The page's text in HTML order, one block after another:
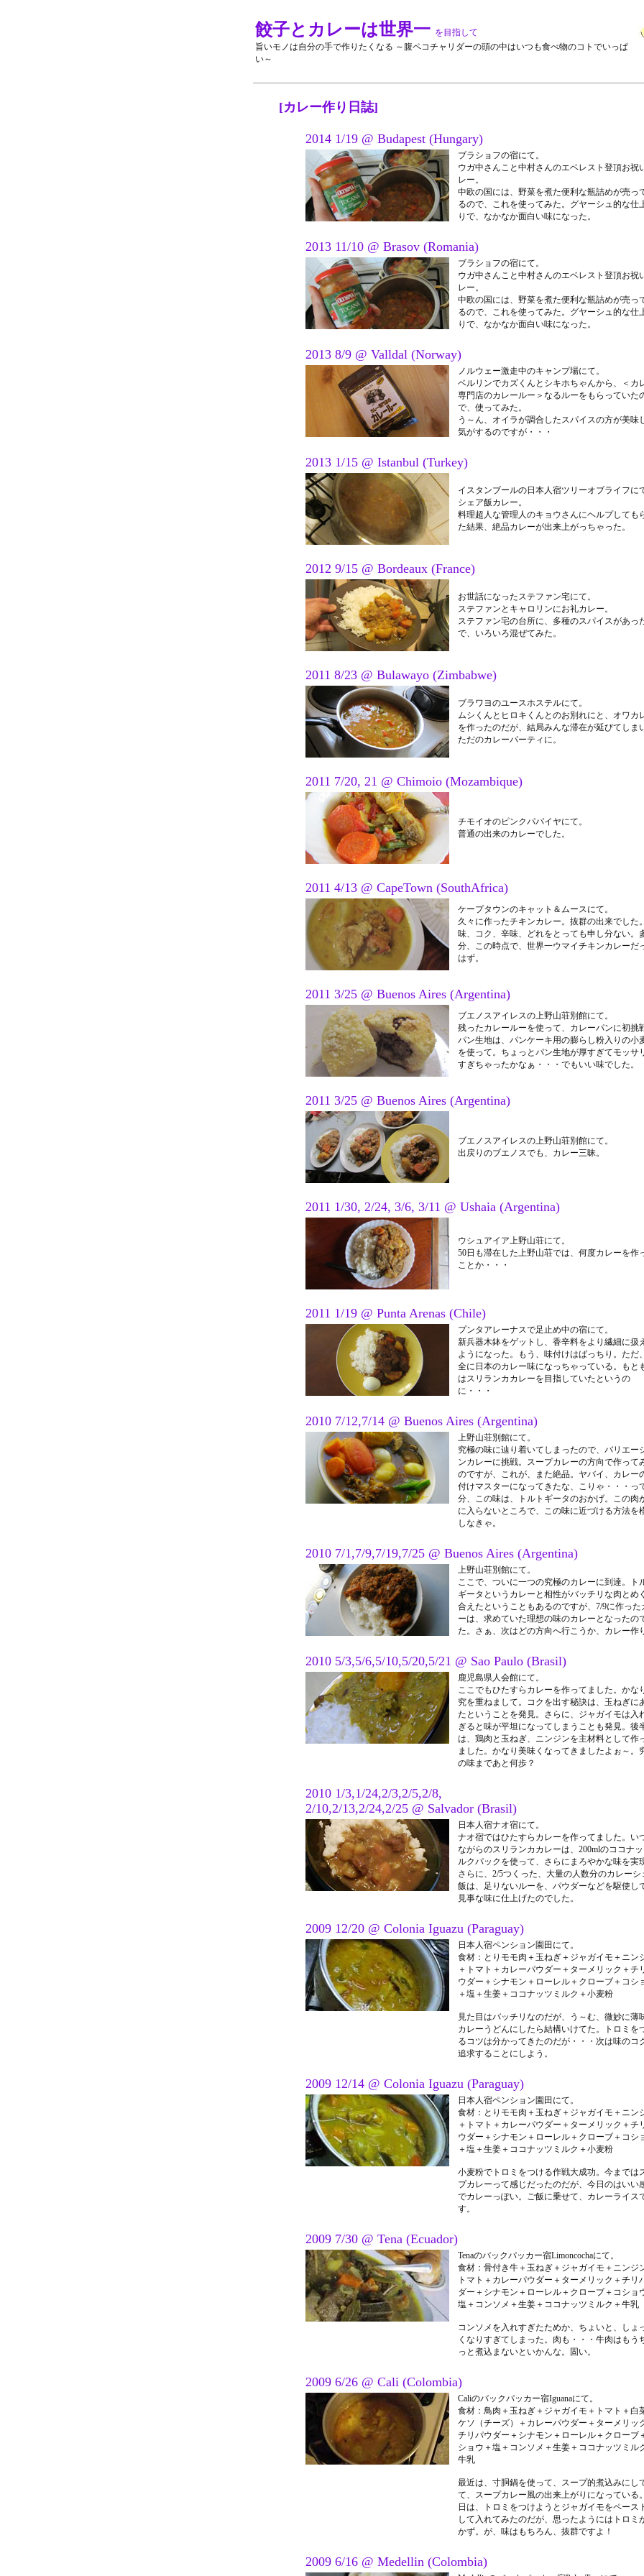
餃子とカレーは世界一 を目指して
旨いモノは自分の手で作りたくなる ～腹ペコチャリダーの頭の中はいつも食べ物のコトでいっぱ
い～
[カレー作り日誌]
2014 1/19 @ Budapest (Hungary)
ブラショフの宿にて。
ウガ中さんこと中村さんのエベレスト登頂お祝
レー。
中欧の国には、野菜を煮た便利な瓶詰めが売っ
るので、これを使ってみた。グヤーシュ的な仕
りで、なかなか面白い味になった。
2013 11/10 @ Brasov (Romania)
ブラショフの宿にて。
ウガ中さんこと中村さんのエベレスト登頂お祝
レー。
中欧の国には、野菜を煮た便利な瓶詰めが売っ
るので、これを使ってみた。グヤーシュ的な仕
りで、なかなか面白い味になった。
2013 8/9 @ Valldal (Norway)
ノルウェー激走中のキャンプ場にて。
ベルリンでカズくんとシキホちゃんから、＜カ
専門店のカレールー＞なるルーをもらっていた
で、使ってみた。
う～ん、オイラが調合したスパイスの方が美味
気がするのですが・・・
2013 1/15 @ Istanbul (Turkey)
イスタンブールの日本人宿ツリーオブライフに
シェア飯カレー。
料理超人な管理人のキョウさんにヘルプしても
た結果、絶品カレーが出来上がっちゃった。
2012 9/15 @ Bordeaux (France)
お世話になったステファン宅にて。
ステファンとキャロリンにお礼カレー。
ステファン宅の台所に、多種のスパイスがあっ
で、いろいろ混ぜてみた。
2011 8/23 @ Bulawayo (Zimbabwe)
ブラワヨのユースホステルにて。
ムシくんとヒロキくんとのお別れにと、オワカ
を作ったのだが、結局みんな滞在が延びてしま
ただのカレーパーティに。
2011 7/20, 21 @ Chimoio (Mozambique)
チモイオのピンクパパイヤにて。
普通の出来のカレーでした。
2011 4/13 @ CapeTown (SouthAfrica)
ケープタウンのキャット＆ムースにて。
久々に作ったチキンカレー。抜群の出来でした
味、コク、辛味、どれをとっても申し分ない。
分、この時点で、世界一ウマイチキンカレーだ
はず。
2011 3/25 @ Buenos Aires (Argentina)
ブエノスアイレスの上野山荘別館にて。
残ったカレールーを使って、カレーパンに初挑
パン生地は、パンケーキ用の膨らし粉入りの小
を使って。ちょっとパン生地が厚すぎてモッサ
すぎちゃったかなぁ・・・でもいい味でした。
2011 3/25 @ Buenos Aires (Argentina)
ブエノスアイレスの上野山荘別館にて。
出戻りのブエノスでも、カレー三昧。
2011 1/30, 2/24, 3/6, 3/11 @ Ushaia (Argentina)
ウシュアイア上野山荘にて。
50日も滞在した上野山荘では、何度カレーを作
ことか・・・
2011 1/19 @ Punta Arenas (Chile)
プンタアレーナスで足止め中の宿にて。
新兵器木鉢をゲットし、香辛料をより繊細に扱
ようになった。もう、味付けはばっちり。ただ
全に日本のカレー味になっちゃっている。もと
はスリランカカレーを目指していたというの
に・・・
2010 7/12,7/14 @ Buenos Aires (Argentina)
上野山荘別館にて。
究極の味に辿り着いてしまったので、バリエー
ンカレーに挑戦。スープカレーの方向で作って
のですが、これが、また絶品。ヤバイ、カレー
付けマスターになってきたな、こりゃ・・・っ
分、この味は、トルトギータのおかげ。この肉
に入らないところで、この味に近づける方法を
しなきゃ。
2010 7/1,7/9,7/19,7/25 @ Buenos Aires (Argentina)
上野山荘別館にて。
ここで、ついに一つの究極のカレーに到達。ト
ギータというカレーと相性がバッチリな肉とめ
合えたということもあるのですが、7/9に作った
ーは、求めていた理想の味のカレーとなったの
た。さぁ、次はどの方向へ行こうか、カレー作
2010 5/3,5/6,5/10,5/20,5/21 @ Sao Paulo (Brasil)
鹿児島県人会館にて。
ここでもひたすらカレーを作ってました。かな
究を重ねまして。コクを出す秘訣は、玉ねぎに
たということを発見。さらに、ジャガイモは入
ぎると味が平坦になってしまうことも発見。後
は、鶏肉と玉ねぎ、ニンジンを主材料として作
ました。かなり美味くなってきましたよぉ～。
の味まであと何歩？
2010 1/3,1/24,2/3,2/5,2/8,
2/10,2/13,2/24,2/25 @ Salvador (Brasil)
日本人宿ナオ宿にて。
ナオ宿ではひたすらカレーを作ってました。い
ながらのスリランカカレーは、200mlのココナッ
ルクパックを使って、さらにまろやかな味を実
さらに、2/5つくった、大量の人数分のカレーシ
飯は、足りないルーを、パウダーなどを駆使し
見事な味に仕上げたのでした。
2009 12/20 @ Colonia Iguazu (Paraguay)
日本人宿ペンション園田にて。
食材：とりモモ肉＋玉ねぎ＋ジャガイモ＋ニン
＋トマト＋カレーパウダー＋ターメリック＋チ
ウダー＋シナモン＋ローレル＋クローブ＋コシ
＋塩＋生姜＋ココナッツミルク＋小麦粉
見た目はバッチリなのだが、う～む、微妙に薄
カレーうどんにしたら結構いけてた。トロミを
るコツは分かってきたのだが・・・次は味のコ
追求することにしよう。
2009 12/14 @ Colonia Iguazu (Paraguay)
日本人宿ペンション園田にて。
食材：とりモモ肉＋玉ねぎ＋ジャガイモ＋ニン
＋トマト＋カレーパウダー＋ターメリック＋チ
ウダー＋シナモン＋ローレル＋クローブ＋コシ
＋塩＋生姜＋ココナッツミルク＋小麦粉
小麦粉でトロミをつける作戦大成功。今までは
プカレーって感じだったのだが、今日のはいい
でカレーっぽい。ご飯に乗せて、カレーライス
す。
2009 7/30 @ Tena (Ecuador)
Tenaのバックパッカー宿Limoncochaにて。
食材：骨付き牛＋玉ねぎ＋ジャガイモ＋ニンジ
トマト＋カレーパウダー＋ターメリック＋チリ
ダー＋シナモン＋ローレル＋クローブ＋コショ
塩＋コンソメ＋生姜＋ココナッツミルク＋牛乳
コンソメを入れすぎたためか、ちょいと、しょ
くなりすぎてしまった。肉も・・・牛肉はもう
っと煮込まないといかんな。固い。
2009 6/26 @ Cali (Colombia)
Caliのバックパッカー宿Iguanaにて。
食材：鳥肉＋玉ねぎ＋ジャガイモ＋トマト＋白
ケソ（チーズ）＋カレーパウダー＋ターメリッ
チリパウダー＋シナモン＋ローレル＋クローブ
ショウ＋塩＋コンソメ＋生姜＋ココナッツミル
牛乳
最近は、寸胴鍋を使って、スープ的煮込みにし
て、スープカレー風の出来上がりになっている
日は、トロミをつけようとジャガイモをペース
して入れてみたのだが、思ったようにはトロミ
かず。が、味はもちろん、抜群ですよ！
2009 6/16 @ Medellin (Colombia)